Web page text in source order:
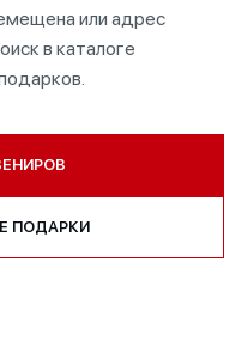
или адрес
в каталоге
ПОДАРКИ